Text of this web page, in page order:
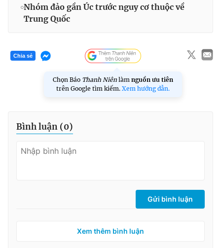
Nhóm đảo gần Úc trước nguy cơ thuộc về
Trung Quốc
Chia sẻ
Chọn Báo Thanh Niên làm nguồn ưu tiên
trên Google tìm kiếm. Xem hướng dẫn.
Bình luận (0)
Gửi bình luận
Xem thêm bình luận